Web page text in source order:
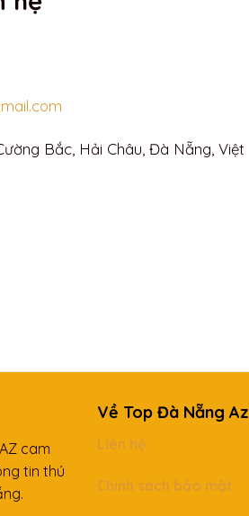
Bắc, Hải Châu, Đà Nẵng, Việt
cam
tin thú
Về Top Đà Nẵng Az
Liên hệ
Chính sách bảo mật